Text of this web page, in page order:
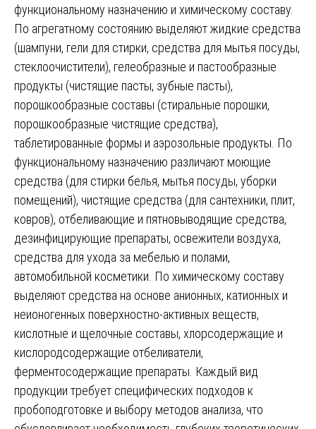
функциональному назначению и химическому составу.
По агрегатному состоянию выделяют жидкие средства
(шампуни, гели для стирки, средства для мытья посуды,
стеклоочистители), гелеобразные и пастообразные
продукты (чистящие пасты, зубные пасты),
порошкообразные составы (стиральные порошки,
порошкообразные чистящие средства),
таблетированные формы и аэрозольные продукты. По
функциональному назначению различают моющие
средства (для стирки белья, мытья посуды, уборки
помещений), чистящие средства (для сантехники, плит,
ковров), отбеливающие и пятновыводящие средства,
дезинфицирующие препараты, освежители воздуха,
средства для ухода за мебелью и полами,
автомобильной косметики. По химическому составу
выделяют средства на основе анионных, катионных и
неионогенных поверхностно-активных веществ,
кислотные и щелочные составы, хлорсодержащие и
кислородсодержащие отбеливатели,
ферментосодержащие препараты. Каждый вид
продукции требует специфических подходов к
пробоподготовке и выбору методов анализа, что